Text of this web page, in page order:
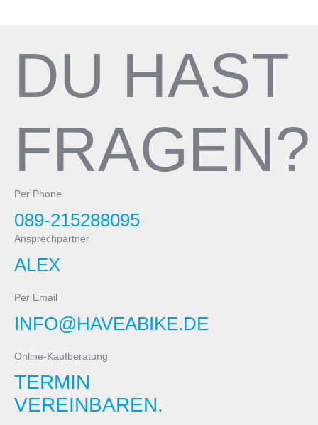
DU HAST
FRAGEN?
Per Phone
089-215288095
Ansprechpartner
ALEX
Per Email
INFO@HAVEABIKE.DE
Online-Kaufberatung
TERMIN
VEREINBAREN.